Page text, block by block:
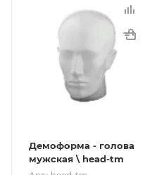
Демоформа - голова
мужская \ head-tm